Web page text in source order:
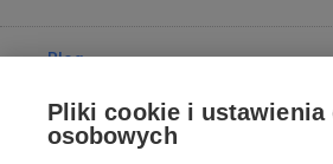
Blog
Poradnia
Pliki cookie i ustawienia
osobowych